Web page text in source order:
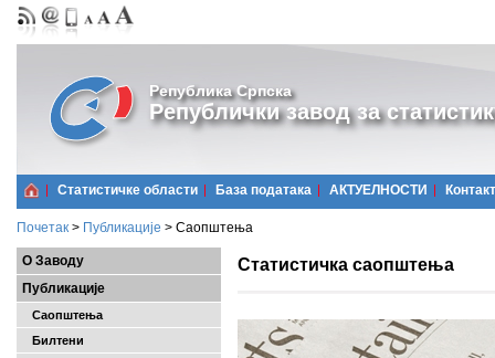
Република Српска
Републички завод за
Статистичке области Базa података АКТУЕЛНОСТИ Контакт
Почетак > Публикације > Саопштења
О Заводу
Публикације
Саопштења
Билтени
Статистичка саопштења